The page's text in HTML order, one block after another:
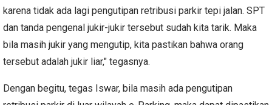
karena tidak ada lagi pengutipan retribusi parkir tepi jalan. SPT
dan tanda pengenal jukir-jukir tersebut sudah kita tarik. Maka
bila masih jukir yang mengutip, kita pastikan bahwa orang
tersebut adalah jukir liar," tegasnya.
Dengan begitu, tegas Iswar, bila masih ada pengutipan